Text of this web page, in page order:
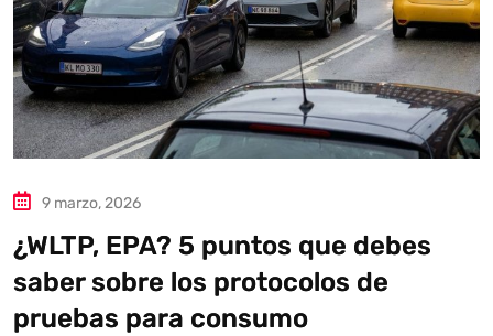
9 marzo, 2026
¿WLTP, EPA? 5 puntos que debes
saber sobre los protocolos de
pruebas para consumo
Autoanalítica IA Agente Inteligente
Estoy aquí para encontrar lo que necesitas. ¿Qué estás
buscando? "Este asistente con IA (OpenAI) ofrece
información referencial que puede contener errores.
diariamente su exactitud."